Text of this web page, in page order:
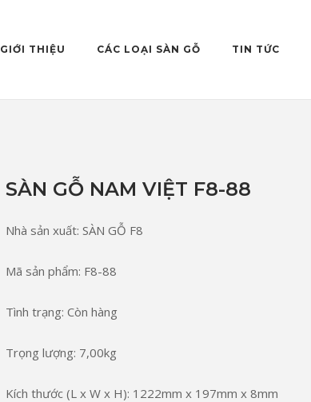
GIỚI THIỆU CÁC LOẠI SÀN GỖ TIN TỨC
SÀN GỖ NAM VIỆT F8-88
Nhà sản xuất: SÀN GỖ F8
Mã sản phẩm: F8-88
Tình trạng: Còn hàng
Trọng lượng: 7,00kg
Kích thước (L x W x H): 1222mm x 197mm x 8mm